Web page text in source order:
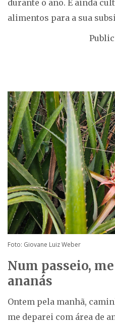
durante o ano. E ainda
alimentos para a sua
Foto: Giovane Luiz Weber
Num passeio,
ananás
Ontem pela manhã,
me deparei com área de